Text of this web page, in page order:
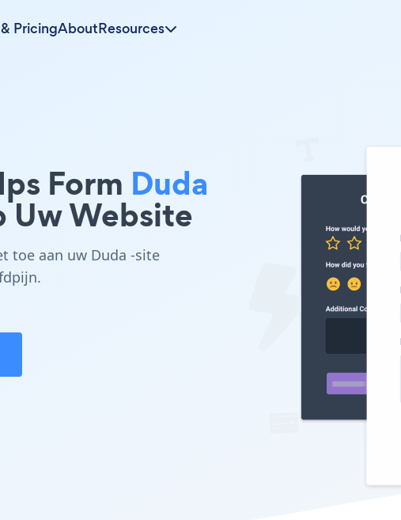
PricingAboutResources
Form Duda
Website
toe aan uw Duda -site